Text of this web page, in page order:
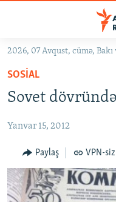
Əsas
qayıt
Əsas
qayıt
GÜNDƏM
#ƏSLINDƏ
FƏRQƏ BAX
QANUNI DOĞRU
ARAŞDIRMA
2026, 07 Avqust, cümə, Bakı
SOSIAL
Sovet
Yanvar 15, 2012
Paylaş VPN-